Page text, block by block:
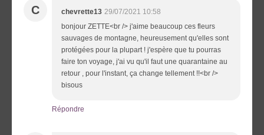
C chevrette13 29/07/2021 10:58
bonjour ZETTE<br /> j'aime beaucoup ces fleurs
sauvages de montagne, heureusement qu'elles sont
protégées pour la plupart ! j'espère que tu pourras
faire ton voyage, j'ai vu qu'il faut une quarantaine au
retour , pour l'instant, ça change tellement !!<br />
bisous
Répondre